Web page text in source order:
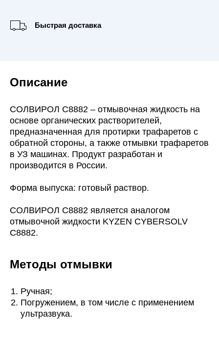
Быстрая доставка
Описание
СОЛВИРОЛ C8882 – отмывочная жидкость на
основе органических растворителей,
предназначенная для протирки трафаретов с
обратной стороны, а также отмывки трафаретов
в УЗ машинах. Продукт разработан и
производится в России.
Форма выпуска: готовый раствор.
СОЛВИРОЛ C8882 является аналогом
отмывочной жидкости KYZEN CYBERSOLV
C8882.
Методы отмывки
Ручная;
Погружением, в том числе с применением
ультразвука.